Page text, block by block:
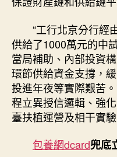
“工行北京分行經
供給了1000萬元的中
當局補助、內部投資
環節供給資金支撐，
投進年夜等實際艱苦
程立異授信邏輯、強
臺扶植運營及相干實
包養網dcard兜底